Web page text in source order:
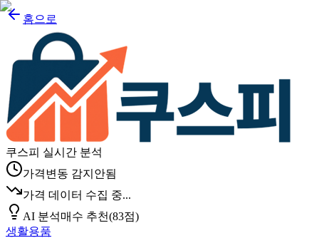
홈으로
쿠스피 실시간 분석
가격변동 감지안됨
가격 데이터 수집 중...
AI 분석매수 추천(83점)
생활용품